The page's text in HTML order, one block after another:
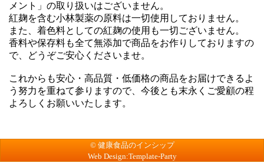
メント」の取り扱いはございません。
紅麹を含む小林製薬の原料は一切使用しておりません。
また、着色料としての紅麹の使用も一切ございません。
香料や保存料も全て無添加で商品をお作りしておりますの
で、どうぞご安心くださいませ。
これからも安心・高品質・低価格の商品をお届けできるよ
う努力を重ねて参りますので、今後とも末永くご愛顧の程
よろしくお願いいたします。
© 健康食品のインシップ
Web Design:Template-Party